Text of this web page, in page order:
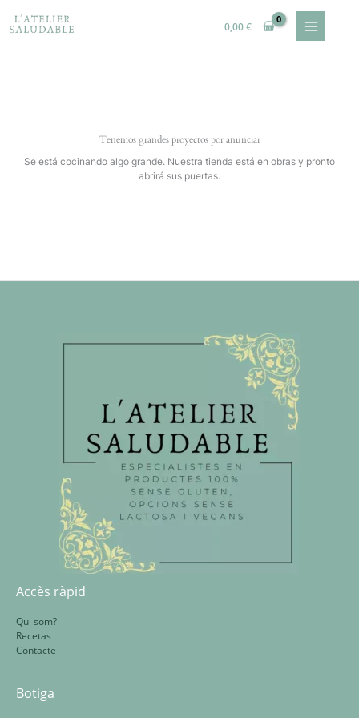
contenido
0,00€
Tenemos grandes proyectos por anunciar
Se está cocinando algo grande. Nuestra tienda está en obras y pronto
abrirá sus puertas.
Accès ràpid
Qui som?
Recetas
Contacte
Botiga